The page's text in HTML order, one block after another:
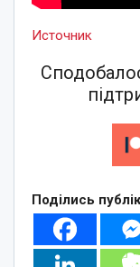
Источник
Поділись